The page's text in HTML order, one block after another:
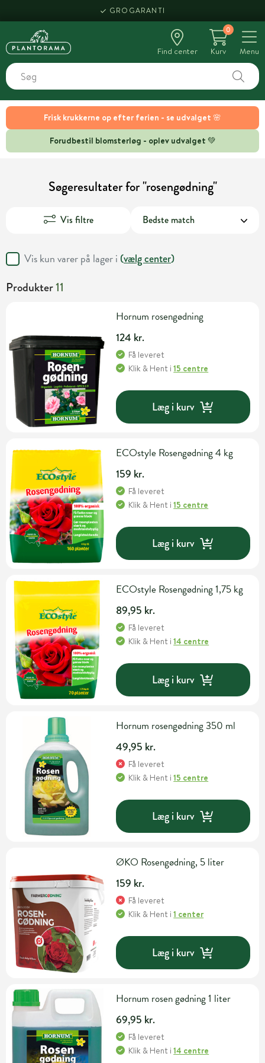
GROGARANTI
Find center
0
Kurv
Menu
Frisk krukkerne op efter ferien - se udvalget 🌸
Forudbestil blomsterløg - oplev udvalget 💚
Søgeresultater for "rosengødning"
Vis filtre
Vis kun varer på lager i (vælg center)
Produkter11
Hornum rosengødning
124 kr.
Få leveret
Klik & Hent i15 centre
Læg i kurv
ECOstyle Rosengødning 4 kg
159 kr.
Få leveret
Klik & Hent i15 centre
Læg i kurv
ECOstyle Rosengødning 1,75 kg
89,95 kr.
Få leveret
Klik & Hent i14 centre
Læg i kurv
Hornum rosengødning 350 ml
49,95 kr.
Få leveret
Klik & Hent i15 centre
Læg i kurv
ØKO Rosengødning, 5 liter
159 kr.
Få leveret
Klik & Hent i1 center
Læg i kurv
Hornum rosen gødning 1 liter
69,95 kr.
Få leveret
Klik & Hent i14 centre